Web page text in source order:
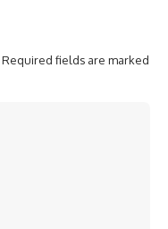
Required fields are marked